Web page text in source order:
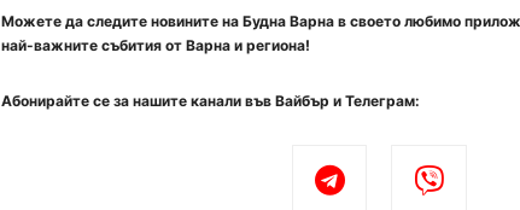
Можете да следите новините на Будна Варна в своето любимо
най-важните събития от Варна и региона!
Абонирайте се за нашите канали във Вайбър и Телеграм: